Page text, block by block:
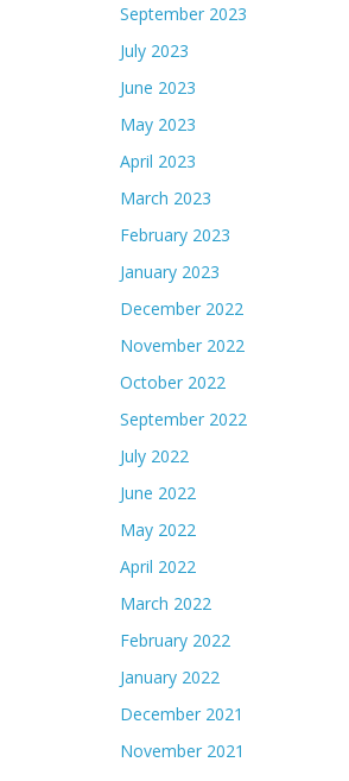
September 2023
July 2023
June 2023
May 2023
April 2023
March 2023
February 2023
January 2023
December 2022
November 2022
October 2022
September 2022
July 2022
June 2022
May 2022
April 2022
March 2022
February 2022
January 2022
December 2021
November 2021